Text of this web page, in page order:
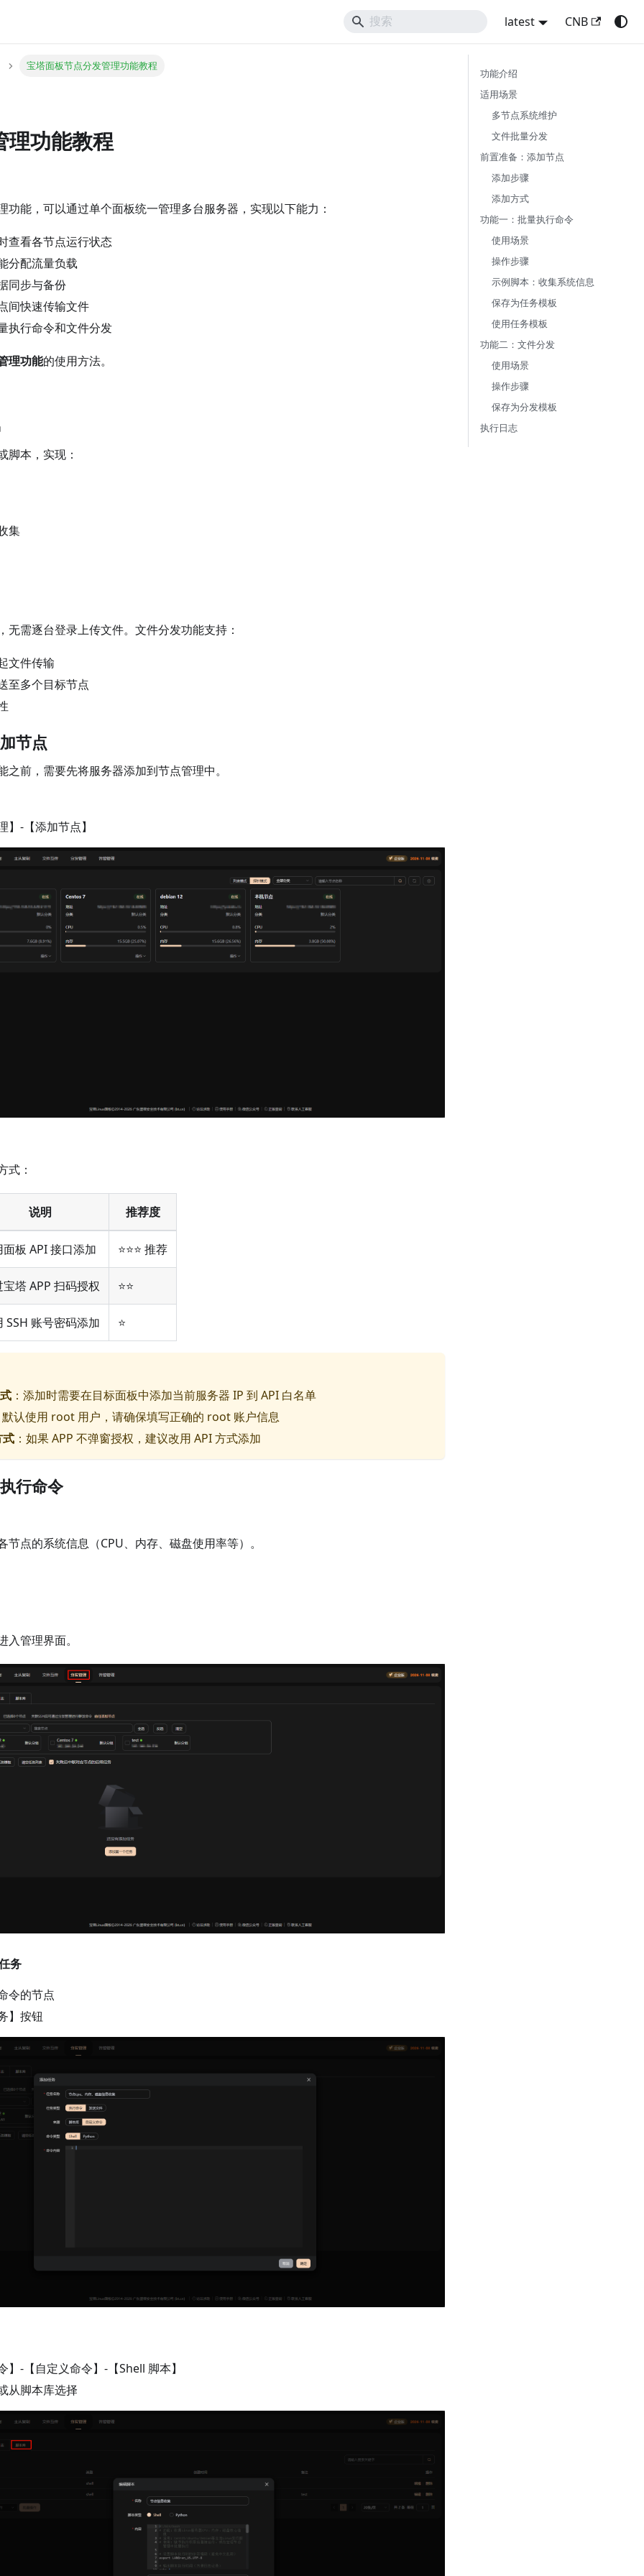
latest CNB
宝塔面板节点分发管理功能教程
理功能教程
功能，可以通过单个面板统一管理多台服务器，实现以下能力：
查看各节点运行状态
分配流量负载
同步与备份
间快速传输文件
执行命令和文件分发
理功能的使用方法。
脚本，实现：
集
无需逐台登录上传文件。文件分发功能支持：
文件传输
至多个目标节点
节点
之前，需要先将服务器添加到节点管理中。
】-【添加节点】
式：
说明 推荐度
面板 API 接口添加 ⭐⭐⭐ 推荐
宝塔 APP 扫码授权 ⭐⭐
SSH 账号密码添加 ⭐
：添加时需要在目标面板中添加当前服务器 IP 到 API 白名单
认使用 root 用户，请确保填写正确的 root 账户信息
式 ：如果 APP 不弹窗授权，建议改用 API 方式添加
行命令
节点的系统信息（CPU、内存、磁盘使用率等）。
管理界面。
务
令的节点
】按钮
】-【自定义命令】-【Shell 脚本】
从脚本库选择
功能介绍
适用场景
多节点系统维护
文件批量分发
前置准备：添加节点
添加步骤
添加方式
功能一：批量执行命令
使用场景
操作步骤
示例脚本：收集系统信息
保存为任务模板
使用任务模板
功能二：文件分发
使用场景
操作步骤
保存为分发模板
执行日志